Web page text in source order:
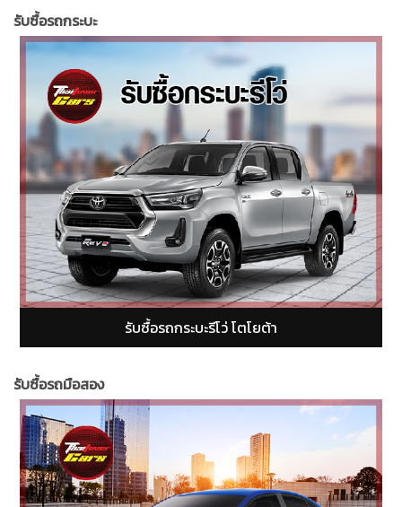
รับซื้อรถกระบะ
รับซื้อรถกระบะฟอร์ดเรนเจอร์ (Ford Ranger)
รับซื้อรถมือสอง